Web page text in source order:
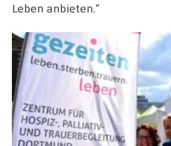
Leben anbieten.“